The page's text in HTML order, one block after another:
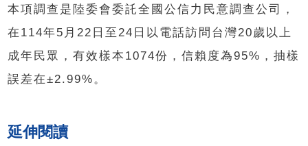
本項調查是陸委會委託全國公信力民意調查公司，
在114年5月22日至24日以電話訪問台灣20歲以上
成年民眾，有效樣本1074份，信賴度為95%，抽樣
誤差在±2.99%。
延伸閱讀